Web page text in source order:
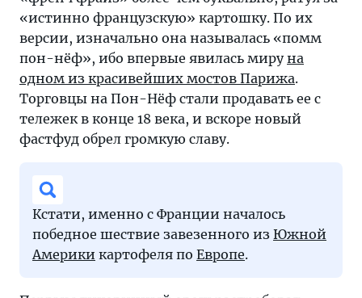
«истинно французскую» картошку. По их
версии, изначально она называлась «помм
пон-нёф», ибо впервые явилась мируна
одном из красивейших мостов Парижа.
Торговцы на Пон-Нёф стали продавать ее с
тележек в конце 18 века, и вскоре новый
фастфуд обрел громкую славу.
Кстати, именно с Франции началось
победное шествие завезенного из Южной
Америки картофеля по Европе.